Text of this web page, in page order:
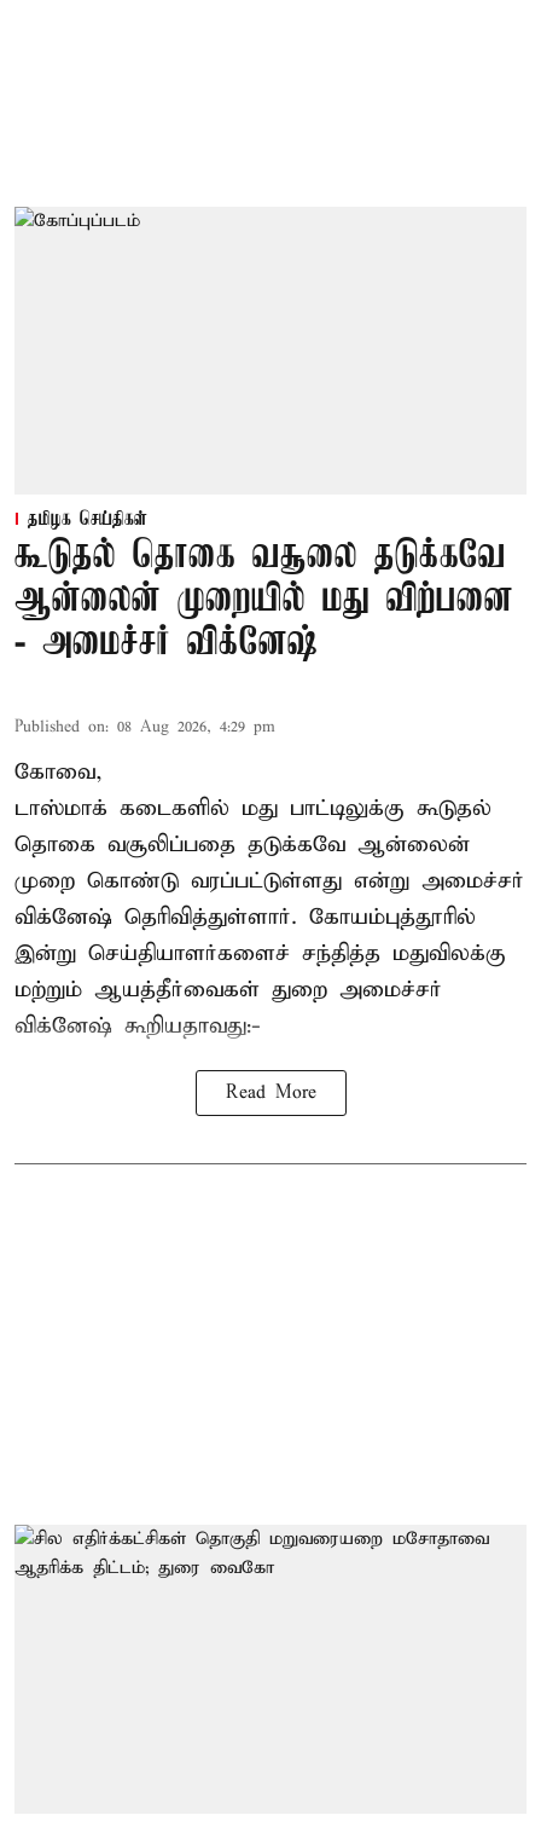
தமிழக செய்திகள்
கூடுதல் தொகை வசூலை தடுக்கவே
ஆன்லைன் முறையில் மது விற்பனை
- அமைச்சர் விக்னேஷ்
Published on: 08 Aug 2026, 4:29 pm
கோவை,
டாஸ்மாக் கடைகளில் மது பாட்டிலுக்கு கூடுதல்
தொகை வசூலிப்பதை தடுக்கவே ஆன்லைன்
முறை கொண்டு வரப்பட்டுள்ளது என்று அமைச்சர்
விக்னேஷ் தெரிவித்துள்ளார். கோயம்புத்தூரில்
இன்று செய்தியாளர்களைச் சந்தித்த மதுவிலக்கு
மற்றும் ஆயத்தீர்வைகள் துறை அமைச்சர்
விக்னேஷ் கூறியதாவது:-
Read More